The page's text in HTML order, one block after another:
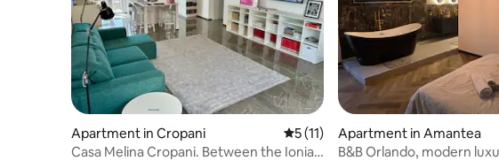
Apartment in Cropani 5 out of 5 average rating, 11 reviews
5 (11)
Casa Melina Cropani. Between the Ionian
Apartment in Amantea
B&B Orlando, modern